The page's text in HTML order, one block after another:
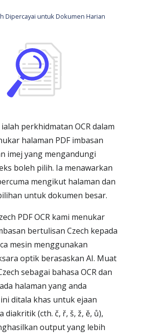
Dipercayai untuk Dokumen Harian
ialah perkhidmatan OCR dalam
halaman PDF imbasan
imej yang mengandungi
boleh pilih. Ia menawarkan
mengikut halaman dan
untuk dokumen besar.
PDF OCR kami menukar
bertulisan Czech kepada
mesin menggunakan
optik berasaskan AI. Muat
sebagai bahasa OCR dan
halaman yang anda
ditala khas untuk ejaan
diakritik (cth. č, ř, š, ž, ě, ů),
output yang lebih